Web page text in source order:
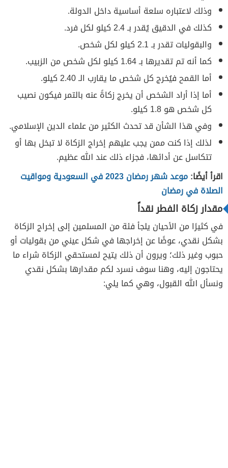
وذلك لاعتباره سلعة أساسية داخل الدولة.
كذلك في الدقيق يُقدر بـ 2.4 كيلو لكل فرد.
والبقوليات تقدر بـ 2.1 كيلو لكل شخص.
كما أنه تم تقديرها بـ 1.64 كيلو لكل شخص من الزبيب.
أما القمح فيُخرج كل شخص ما يقارب الـ 2.40 كيلو.
أما إذا أراد الشخص أن يخرج زكاةً عنه بالتمر فيكون نصيب
كل شخص هو 1.8 كيلو.
وفي هذا الشأن قد تحدث الكثير من علماء الدين الإسلامي.
لذلك إذا كنت ممن يجب عليهم إخراج الزكاة لا تبخل بها أو
تتكاسل عن أدائها، فجزاء ذلك عند الله عظيم.
اقرأ أيضًا:
موعد شهر رمضان 2023 في السعودية ومواقيت
الصلاة في رمضان
مقدار زكاة الفطر نقداً
في كثيرًا من الأحيان يلجأ فئة من المسلمين إلى إخراج الزكاة
بشكل نقدي، عوضًا عن إخراجها في شكل عيني من بقوليات أو
حبوب وغير ذلك؛ ويرون أن ذلك يتيح لمستحقي الزكاة شراء ما
يحتاجون إليه، وهنا سوف نسرد لكم مقدارها بشكل نقدي
ونسأل الله القبول، وهي كما يلي: